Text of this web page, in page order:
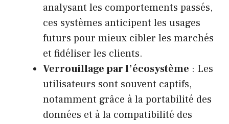
analysant les comportements passés,
ces systèmes anticipent les usages
futurs pour mieux cibler les marchés
et fidéliser les clients.
Verrouillage par l’écosystème : Les
utilisateurs sont souvent captifs,
notamment grâce à la portabilité des
données et à la compatibilité des